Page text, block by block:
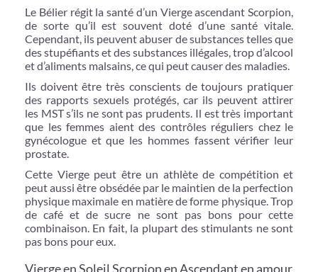
Le Bélier régit la santé d’un Vierge ascendant Scorpion,
de sorte qu’il est souvent doté d’une santé vitale.
Cependant, ils peuvent abuser de substances telles que
des stupéfiants et des substances illégales, trop d’alcool
et d’aliments malsains, ce qui peut causer des maladies.
Ils doivent être très conscients de toujours pratiquer
des rapports sexuels protégés, car ils peuvent attirer
les MST s’ils ne sont pas prudents. Il est très important
que les femmes aient des contrôles réguliers chez le
gynécologue et que les hommes fassent vérifier leur
prostate.
Cette Vierge peut être un athlète de compétition et
peut aussi être obsédée par le maintien de la perfection
physique maximale en matière de forme physique. Trop
de café et de sucre ne sont pas bons pour cette
combinaison. En fait, la plupart des stimulants ne sont
pas bons pour eux.
Vierge en Soleil Scorpion en Ascendant en amour